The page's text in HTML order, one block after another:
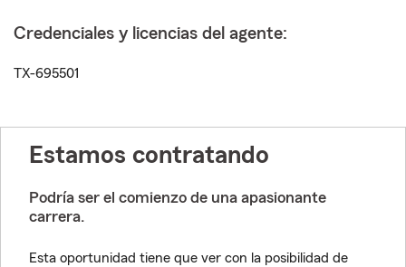
Credenciales y licencias del agente:
TX-695501
Estamos contratando
Podría ser el comienzo de una apasionante
carrera.
Esta oportunidad tiene que ver con la posibilidad de